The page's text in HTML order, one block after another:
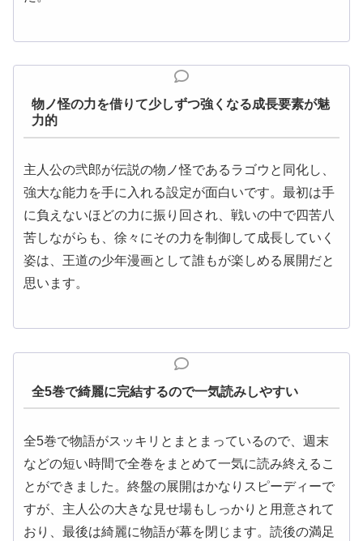
物ノ怪の力を借りて少しずつ強くなる成長要素が魅
力的
主人公の弐郎が伝説の物ノ怪であるラゴウと同化し、
強大な能力を手に入れる設定が面白いです。最初は手
に負えないほどの力に振り回され、戦いの中で四苦八
苦しながらも、徐々にその力を制御して成長していく
姿は、王道の少年漫画として誰もが楽しめる展開だと
思います。
全5巻で綺麗に完結するので一気読みしやすい
全5巻で物語がスッキリとまとまっているので、週末
などの短い時間で全巻をまとめて一気に読み終えるこ
とができました。終盤の展開はかなりスピーディーで
すが、主人公の大きな見せ場もしっかりと用意されて
おり、最後は綺麗に物語が幕を閉じます。読後の満足